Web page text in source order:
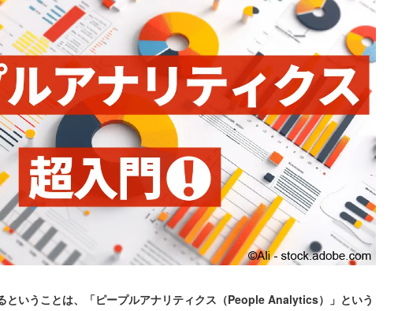
ということは、「ピープルアナリティクス（People Analytics）」という